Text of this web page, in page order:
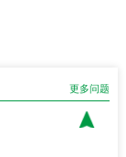
更多问题